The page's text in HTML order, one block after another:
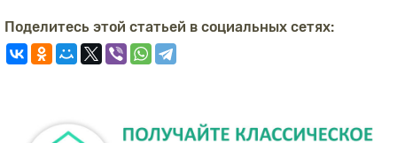
Поделитесь этой статьей в социальных сетях: